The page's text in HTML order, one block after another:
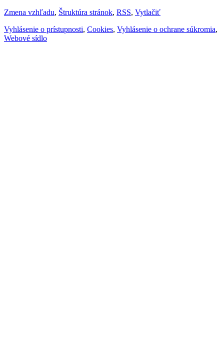
Zmena vzhľadu, Štruktúra stránok, RSS, Vytlačiť
Vyhlásenie o prístupnosti, Cookies, Vyhlásenie o ochrane súkromia,
Webové sídlo